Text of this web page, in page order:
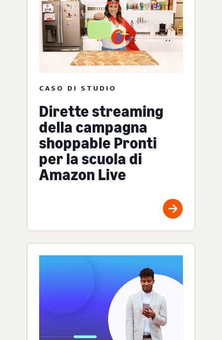
CASO DI STUDIO
Dirette streaming
della campagna
shoppable Pronti
per la scuola di
Amazon Live